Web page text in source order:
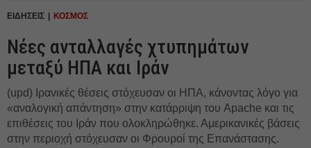
ΕΙΔΗΣΕΙΣ ΚΟΣΜΟΣ
Νέες ανταλλαγές χτυπημάτων
μεταξύ ΗΠΑ και Ιράν
(upd) Ιρανικές θέσεις στόχευσαν οι ΗΠΑ, κάνοντας λόγο για
«αναλογική απάντηση» στην κατάρριψη του Apache και τις
επιθέσεις του Ιράν που ολοκληρώθηκε. Αμερικανικές βάσεις
στην περιοχή στόχευσαν οι Φρουροί της Επανάστασης.